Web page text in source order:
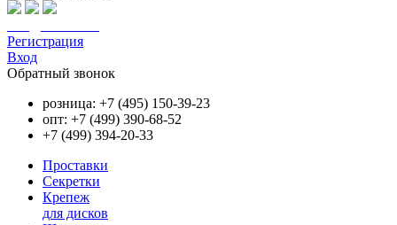
Регистрация
Вход
Обратный звонок
розница: +7 (495) 150-39-23
опт: +7 (499) 390-68-52
+7 (499) 394-20-33
Проставки
Секретки
Крепеж
для дисков